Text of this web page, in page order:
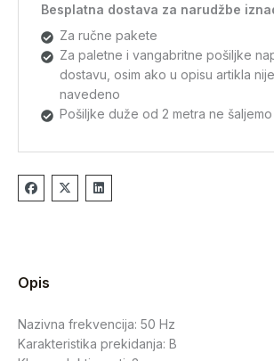
Besplatna dostava za narudžbe
Za ručne pakete
Za paletne i vangabritne pošiljke
dostavu, osim ako u opisu artikla
navedeno
Pošiljke duže od 2 metra ne šaljemo
Opis
Nazivna frekvencija: 50 Hz
Karakteristika prekidanja: B